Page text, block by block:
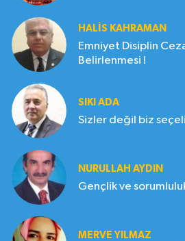
HALIS KAHRAMAN
Emniyet Disiplin
Belirlenmesi !
SIKI ADA
Sizler değil biz
NURULLAH AYDIN
Gençlik ve
MERVE YILMAZ